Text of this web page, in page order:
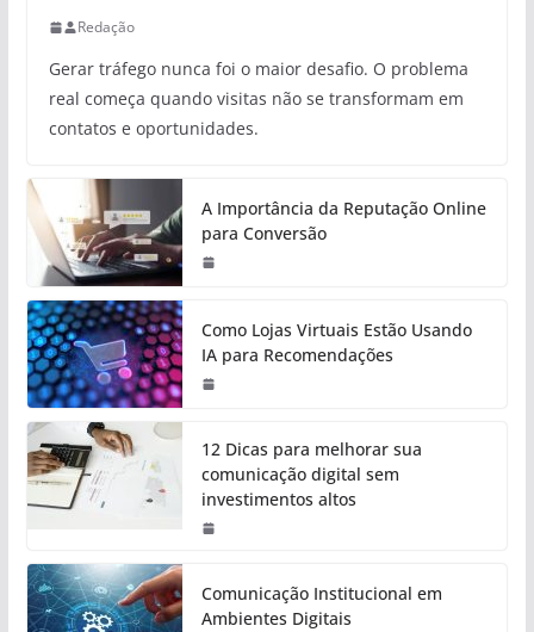
Redação
Gerar tráfego nunca foi o maior desafio. O problema
real começa quando visitas não se transformam em
contatos e oportunidades.
A Importância da Reputação Online
para Conversão
Como Lojas Virtuais Estão Usando
IA para Recomendações
12 Dicas para melhorar sua
comunicação digital sem
investimentos altos
Comunicação Institucional em
Ambientes Digitais